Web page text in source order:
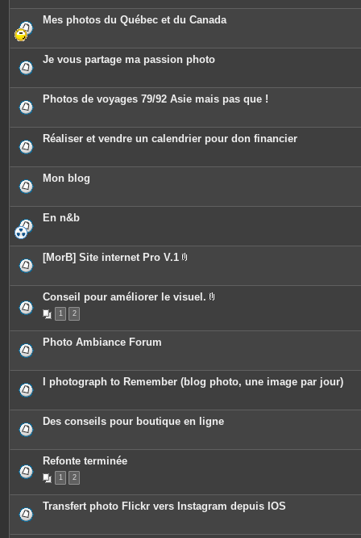
Mes photos du Québec et du Canada
Je vous partage ma passion photo
Photos de voyages 79/92 Asie mais pas que !
Réaliser et vendre un calendrier pour don financier
Mon blog
En n&b
[MorB] Site internet Pro V.1
è
c
o
e
s
Conseil pour améliorer le visuel.
c
o
i
e
s
1 2
Photo Ambiance Forum
I photograph to Remember (blog photo, une image par jour)
Des conseils pour boutique en ligne
Refonte terminée
1 2
Transfert photo Flickr vers Instagram depuis IOS